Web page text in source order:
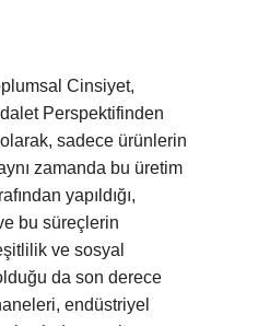
Cinsiyet,
Perspektifinden
sadece ürünlerin
zamanda bu üretim
yapıldığı,
bu süreçlerin
ve sosyal
da son derece
endüstriyel